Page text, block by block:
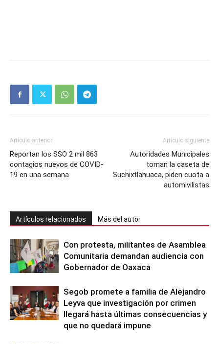
Artículo anterior
Reportan los SSO 2 mil 863
contagios nuevos de COVID-
19 en una semana
Artículo siguiente
Autoridades Municipales
toman la caseta de
Suchixtlahuaca, piden cuota a
automivilistas
Artículos relacionados Más del autor
Con protesta, militantes de Asamblea
Comunitaria demandan audiencia con
Gobernador de Oaxaca
Segob promete a familia de Alejandro
Leyva que investigación por crimen
llegará hasta últimas consecuencias y
que no quedará impune